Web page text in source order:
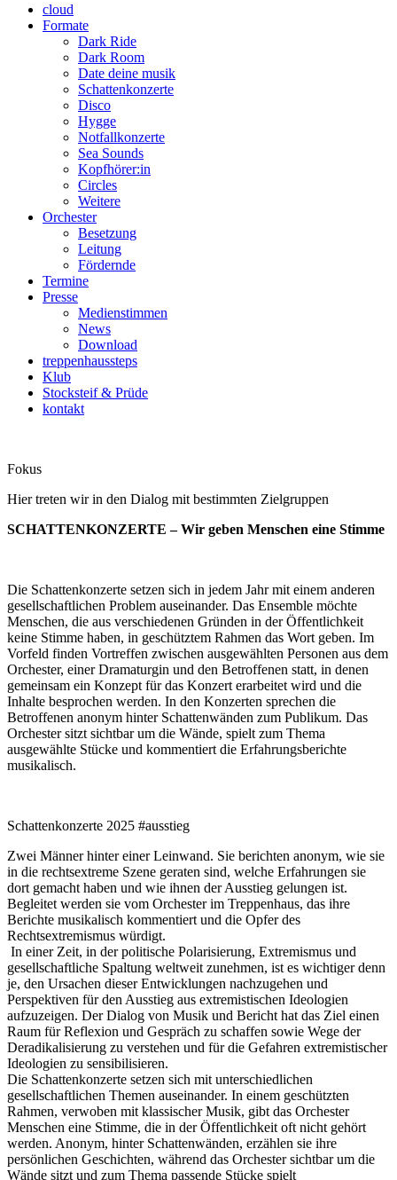
cloud
Formate
Dark Ride
Dark Room
Date deine musik
Schattenkonzerte
Disco
Hygge
Notfallkonzerte
Sea Sounds
Kopfhörer:in
Circles
Weitere
Orchester
Besetzung
Leitung
Fördernde
Termine
Presse
Medienstimmen
News
Download
treppenhaussteps
Klub
Stocksteif & Prüde
kontakt
Fokus
Hier treten wir in den Dialog mit bestimmten Zielgruppen
SCHATTENKONZERTE – Wir geben Menschen eine Stimme
Die Schattenkonzerte setzen sich in jedem Jahr mit einem anderen
gesellschaftlichen Problem auseinander. Das Ensemble möchte
Menschen, die aus verschiedenen Gründen in der Öffentlichkeit
keine Stimme haben, in geschütztem Rahmen das Wort geben. Im
Vorfeld finden Vortreffen zwischen ausgewählten Personen aus dem
Orchester, einer Dramaturgin und den Betroffenen statt, in denen
gemeinsam ein Konzept für das Konzert erarbeitet wird und die
Inhalte besprochen werden. In den Konzerten sprechen die
Betroffenen anonym hinter Schattenwänden zum Publikum. Das
Orchester sitzt sichtbar um die Wände, spielt zum Thema
ausgewählte Stücke und kommentiert die Erfahrungsberichte
musikalisch.
Schattenkonzerte 2025 #ausstieg
Zwei Männer hinter einer Leinwand. Sie berichten anonym, wie sie
in die rechtsextreme Szene geraten sind, welche Erfahrungen sie
dort gemacht haben und wie ihnen der Ausstieg gelungen ist.
Begleitet werden sie vom Orchester im Treppenhaus, das ihre
Berichte musikalisch kommentiert und die Opfer des
Rechtsextremismus würdigt.
In einer Zeit, in der politische Polarisierung, Extremismus und
gesellschaftliche Spaltung weltweit zunehmen, ist es wichtiger denn
je, den Ursachen dieser Entwicklungen nachzugehen und
Perspektiven für den Ausstieg aus extremistischen Ideologien
aufzuzeigen. Der Dialog von Musik und Bericht hat das Ziel einen
Raum für Reflexion und Gespräch zu schaffen sowie Wege der
Deradikalisierung zu verstehen und für die Gefahren extremistischer
Ideologien zu sensibilisieren.
Die Schattenkonzerte setzen sich mit unterschiedlichen
gesellschaftlichen Themen auseinander. In einem geschützten
Rahmen, verwoben mit klassischer Musik, gibt das Orchester
Menschen eine Stimme, die in der Öffentlichkeit oft nicht gehört
werden. Anonym, hinter Schattenwänden, erzählen sie ihre
persönlichen Geschichten, während das Orchester sichtbar um die
Wände sitzt und zum Thema passende Stücke spielt